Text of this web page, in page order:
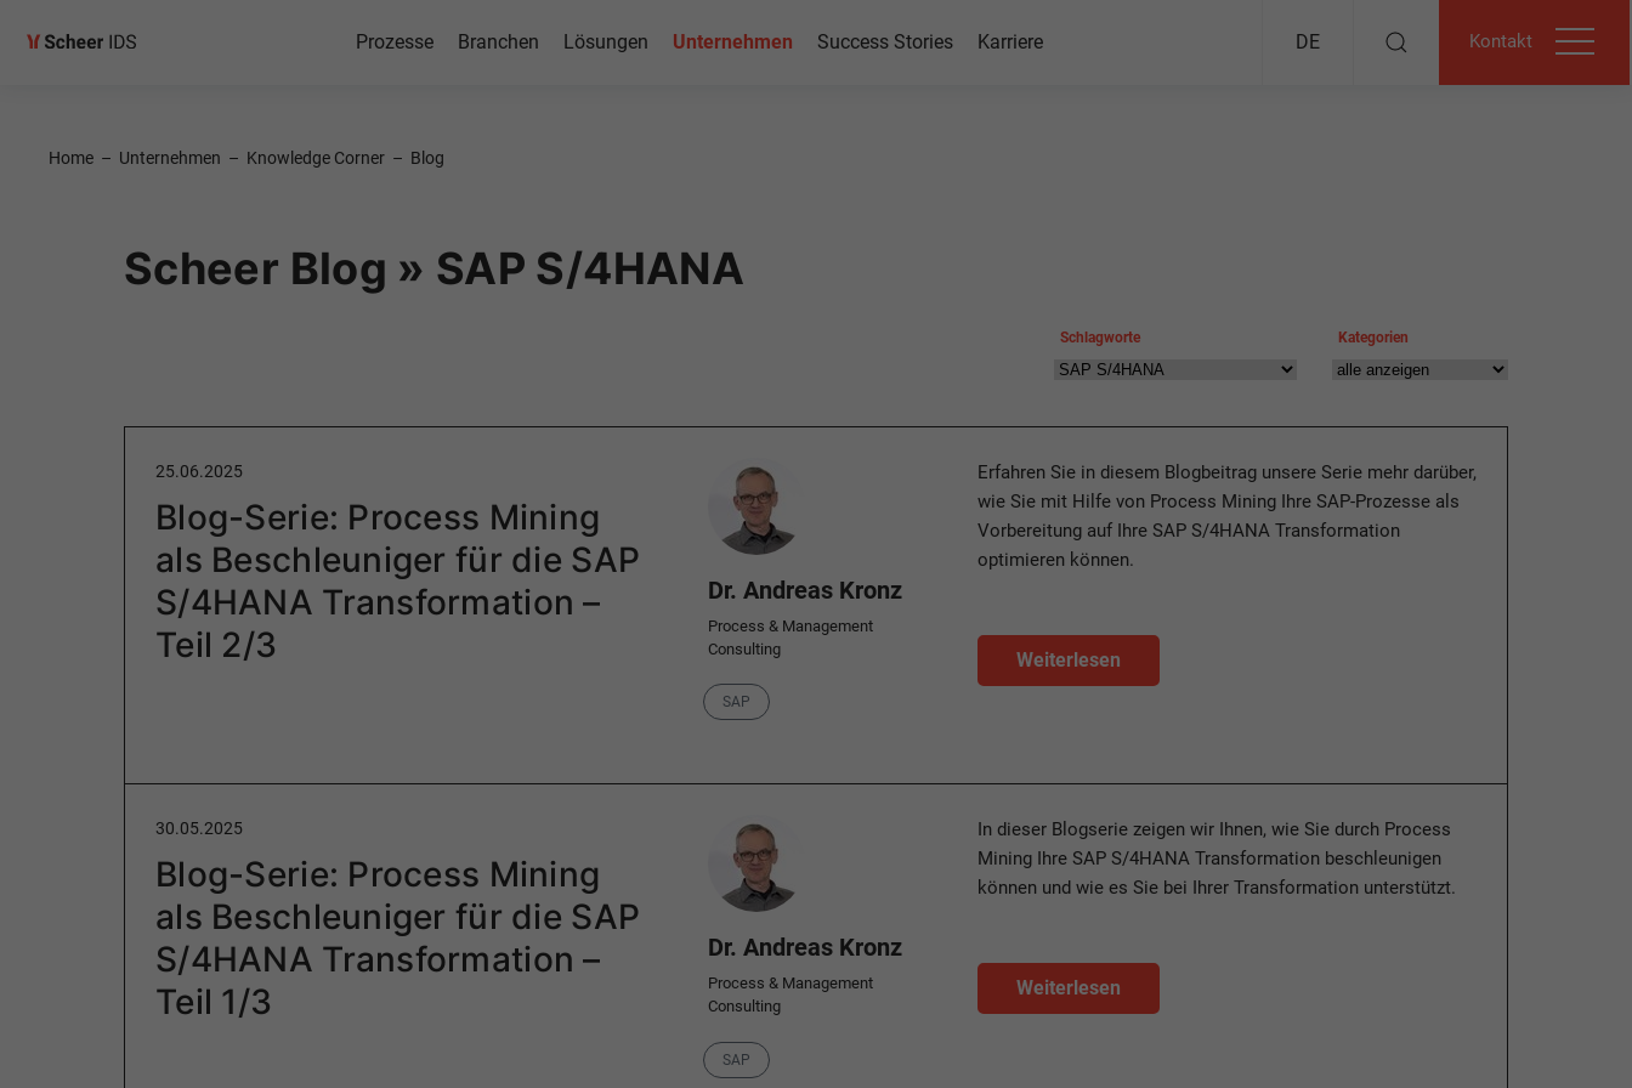
Prozesse Branchen Lösungen Unternehmen Success Stories Karriere DE Kontakt
Home – Unternehmen – Knowledge Corner – Blog
Scheer Blog » SAP S/4HANA
Schlagworte Kategorien
25.06.2025
Blog-Serie: Process Mining
als Beschleuniger für die SAP
S/4HANA Transformation –
Teil 2/3
Author
Dr. Andreas Kronz
Process & Management
Consulting
Category
SAP
Erfahren Sie in diesem Blogbeitrag unsere Serie mehr darüber,
wie Sie mit Hilfe von Process Mining Ihre SAP-Prozesse als
Vorbereitung auf Ihre SAP S/4HANA Transformation
optimieren können.
Weiterlesen
30.05.2025
Blog-Serie: Process Mining
als Beschleuniger für die SAP
S/4HANA Transformation –
Teil 1/3
Author
Dr. Andreas Kronz
Process & Management
Consulting
Category
SAP
In dieser Blogserie zeigen wir Ihnen, wie Sie durch Process
Mining Ihre SAP S/4HANA Transformation beschleunigen
können und wie es Sie bei Ihrer Transformation unterstützt.
Weiterlesen